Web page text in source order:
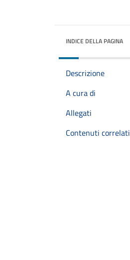
INDICE DELLA PAGINA
Descrizione
A cura di
Allegati
Contenuti correlati